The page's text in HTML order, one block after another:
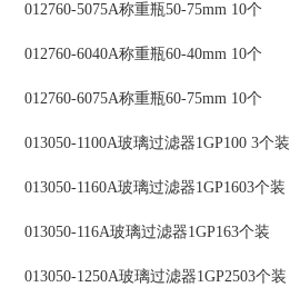
012760-5075A称重瓶50-75mm 10个
012760-6040A称重瓶60-40mm 10个
012760-6075A称重瓶60-75mm 10个
013050-1100A玻璃过滤器1GP100 3个装
013050-1160A玻璃过滤器1GP1603个装
013050-116A玻璃过滤器1GP163个装
013050-1250A玻璃过滤器1GP2503个装